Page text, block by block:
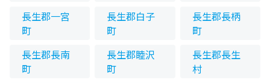
長生郡一宮
町
長生郡白子
町
長生郡長柄
町
長生郡長南
町
長生郡睦沢
町
長生郡長生
村